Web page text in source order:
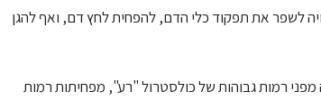
לשפר את תפקוד כלי הדם, להפחית לחץ דם, ואף להגן
מפני רמות גבוהות של כולסטרול "רע", מפחיתות רמות